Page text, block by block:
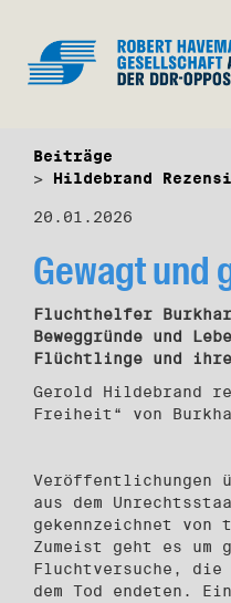
Beiträge
Hildebrand
20.01.2026
Gewagt und
Fluchthelfer
Beweggründe und
Flüchtlinge und
Gerold Hildebrand
Freiheit“ von
Veröffentlichungen
aus dem
gekennzeichnet von
Zumeist geht es um
Fluchtversuche,
dem Tod endeten.